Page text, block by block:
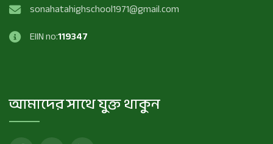
sonahatahighschool1971@gmail.com
EIIN no:119347
আমাদের সাথে যুক্ত থাকুন